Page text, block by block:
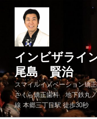
ス
キ
ッ
プ
インビザラ
尾島 賢治
スマイルイノベーション矯
さくら矯正歯科 地下鉄丸
線 本郷三丁目駅 徒歩30秒